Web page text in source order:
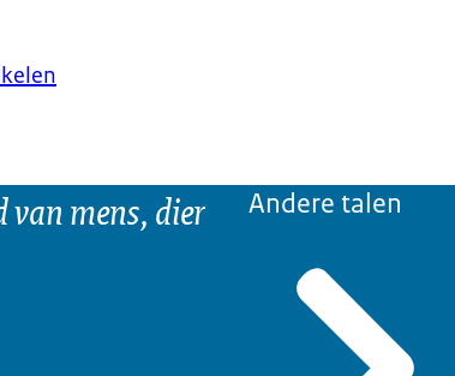
van mens, dier
Andere talen